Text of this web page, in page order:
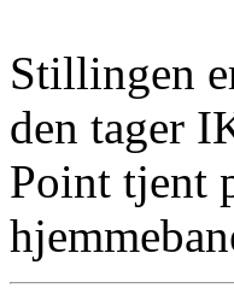
Stillingen
den tager
Point tjent